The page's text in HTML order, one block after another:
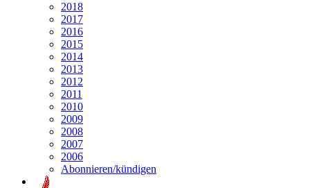
2018
2017
2016
2015
2014
2013
2012
2011
2010
2009
2008
2007
2006
Abonnieren/kündigen